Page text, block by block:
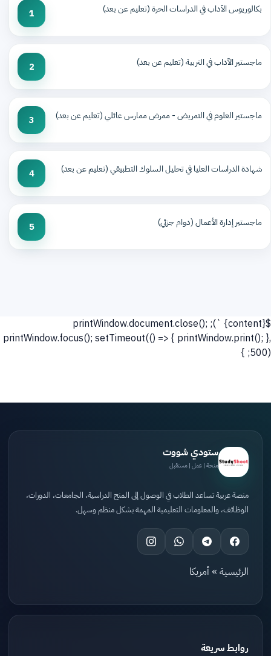
بكالوريوس الآداب في الدراسات الحرة (تعليم عن بعد) 1
ماجستير الآداب في التربية (تعليم عن بعد) 2
ماجستير العلوم في التمريض - ممرض ممارس عائلي (تعليم عن بعد) 3
شهادة الدراسات العليا في تحليل السلوك التطبيقي (تعليم عن بعد) 4
ماجستير إدارة الأعمال (دوام جزئي) 5
${content}
`); printWindow.document.close();
printWindow.focus(); setTimeout(() => { printWindow.print(); },
500); }
ستودي شووت
منحة | عمل | مستقبل
منصة عربية تساعد الطلاب في الوصول إلى المنح الدراسية، الجامعات، الدورات،
الوظائف، والمعلومات التعليمية المهمة بشكل منظم وسهل.
الرئيسية » أمريكا
روابط سريعة